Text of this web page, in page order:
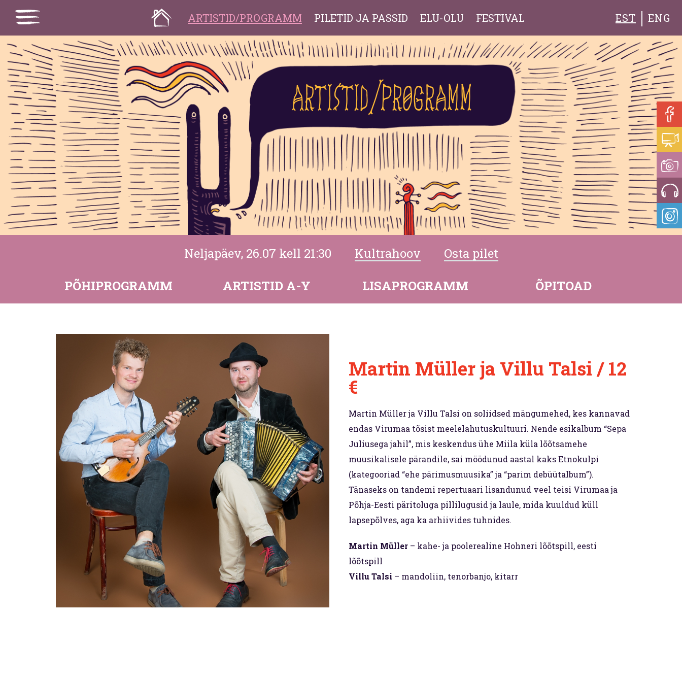
Artistid/Programm
Artistid  A-Y
Põhiprogramm
Lisaprogramm
Õpitoad
Piletid ja passid
Elu-olu
Festivali reeglid
Pärimeetrist
Kuidas tulla
Festivali sünnilugu
Start-up-bändide konkurss
ENG
EST
ARTISTID/PROGRAMM PILETID JA PASSID ELU-OLU FESTIVAL
PÕHIPROGRAMM ARTISTID A-Y LISAPROGRAMM ÕPITOAD
Artistid/Programm
Neljapäev, 26.07 kell 21:30 Kultrahoov Osta pilet
Martin Müller ja Villu Talsi / 12
€
Martin Müller ja Villu Talsi on soliidsed mängumehed, kes kannavad
endas Virumaa tõsist meelelahutuskultuuri. Nende esikalbum “Sepa
Juliusega jahil”, mis keskendus ühe Miila küla lõõtsamehe
muusikalisele pärandile, sai möödunud aastal kaks Etnokulpi
(kategooriad “ehe pärimusmuusika” ja “parim debüütalbum”).
Tänaseks on tandemi repertuaari lisandunud veel teisi Virumaa ja
Põhja-Eesti päritoluga pillilugusid ja laule, mida kuuldud küll
lapsepõlves, aga ka arhiivides tuhnides.
Martin Müller – kahe- ja poolerealine Hohneri lõõtspill, eesti
lõõtspill
Villu Talsi – mandoliin, tenorbanjo, kitarr